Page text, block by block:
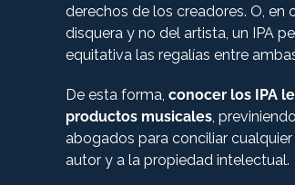
derechos de los creadores. O, en
disquera y no del artista, un IPA
equitativa las regalías entre
De esta forma, conocer los IPA
productos musicales,
abogados para conciliar
autor y a la propiedad intelectual.